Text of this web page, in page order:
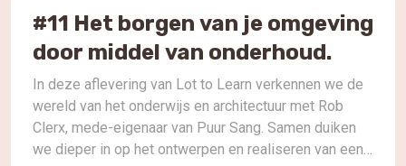
#11 Het borgen van je omgeving
door middel van onderhoud.
In deze aflevering van Lot to Learn verkennen we de
wereld van het onderwijs en architectuur met Rob
Clerx, mede-eigenaar van Puur Sang. Samen duiken
we dieper in op het ontwerpen en realiseren van een